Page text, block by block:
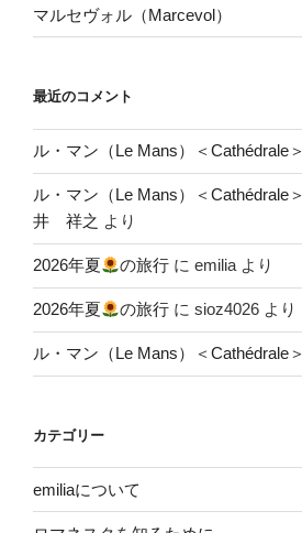
マルセヴォル（Marcevol）
最近のコメント
ル・マン（Le Mans）＜Cathédrale＞
ル・マン（Le Mans）＜Cathédrale＞
井 祥之 より
2026年夏 の旅行 にemilia より
2026年夏 の旅行 にsioz4026 より
ル・マン（Le Mans）＜Cathédrale＞
カテゴリー
emiliaについて